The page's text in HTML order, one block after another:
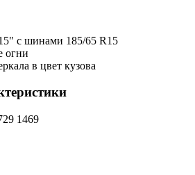
с шинами 185/65 R15
огни
в цвет кузова
1469